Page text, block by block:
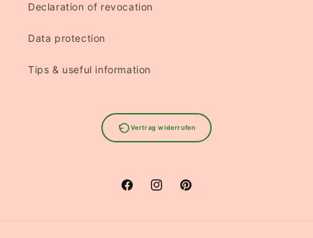
Declaration of revocation
Data protection
Tips & useful information
Vertrag widerrufen
FacebookInstagramPinterest